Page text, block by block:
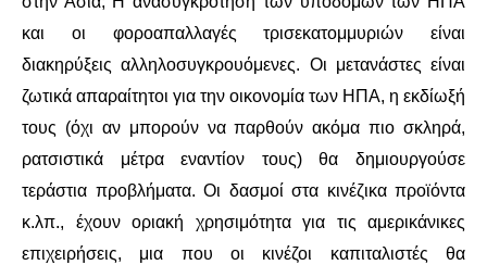
και οι φοροαπαλλαγές τρισεκατομμυριών είναι
διακηρύξεις αλληλοσυγκρουόμενες. Οι μετανάστες είναι
ζωτικά απαραίτητοι για την οικονομία των ΗΠΑ, η εκδίωξή
τους (όχι αν μπορούν να παρθούν ακόμα πιο σκληρά,
ρατσιστικά μέτρα εναντίον τους) θα δημιουργούσε
τεράστια προβλήματα. Οι δασμοί στα κινέζικα προϊόντα
κ.λπ., έχουν οριακή χρησιμότητα για τις αμερικάνικες
επιχειρήσεις, μια που οι κινέζοι καπιταλιστές θα